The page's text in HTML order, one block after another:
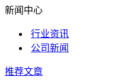
新闻中心
行业资讯
公司新闻
推荐文章